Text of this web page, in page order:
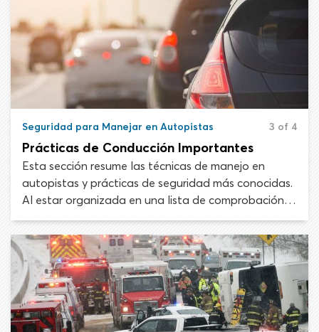
Seguridad para Manejar en Autopistas 3 of 4
Prácticas de Conducción Importantes
Esta sección resume las técnicas de manejo en
autopistas y prácticas de seguridad más conocidas.
Al estar organizada en una lista de comprobación,
esta información se puede imprimir y revisar cuando
la necesites. Es posible que quieras leerla de nuevo
antes de llevar tu automóvil al freeway.